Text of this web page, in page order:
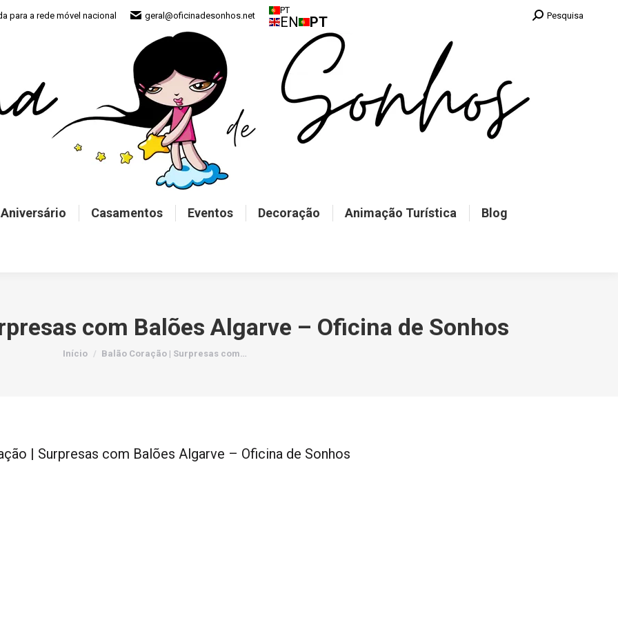
para a rede móvel nacional geral@oficinadesonhos.net
PT
EN PT Pesquisa:
Pesquisa
Casamentos Eventos Decoração Animação Turística Blog
com Balões Algarve – Oficina de Sonhos
Você está aqui:
Início Balão Coração | Surpresas com…
| Surpresas com Balões Algarve – Oficina de Sonhos